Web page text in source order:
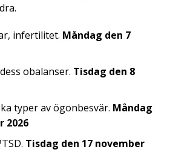
infertilitet. Måndag den 7
obalanser. Tisdag den 8
typer av ögonbesvär. Måndag
2026
Tisdag den 17 november